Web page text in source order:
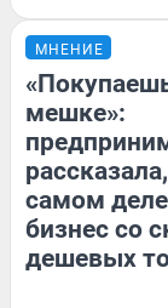
МНЕНИЕ
мешке»:
самом
бизнес со
дешевых